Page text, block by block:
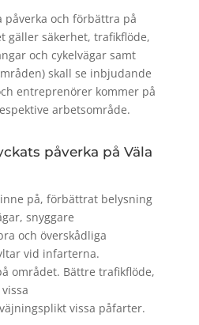
påverka och förbättra på
gäller säkerhet, trafikflöde,
och cykelvägar samt
skall se inbjudande
entreprenörer kommer på
arbetsområde.
påverka på Väla
på, förbättrat belysning
snyggare
och överskådliga
vid infarterna.
området. Bättre trafikflöde,
vissa påfarter.